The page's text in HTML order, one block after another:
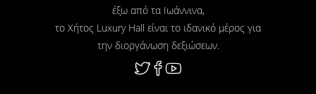
έξω από τα Ιωάννινα,
το Χήτος Luxury Hall είναι το ιδανικό μέρος για
την διοργάνωση δεξιώσεων.